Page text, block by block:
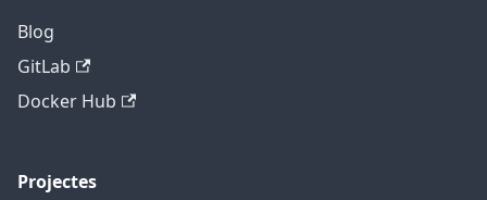
Blog
GitLab
Docker Hub
Projectes